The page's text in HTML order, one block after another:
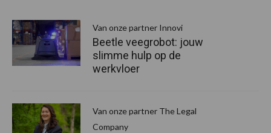
Van onze partner Innovi
Beetle veegrobot: jouw
slimme hulp op de
werkvloer
Van onze partner The Legal
Company